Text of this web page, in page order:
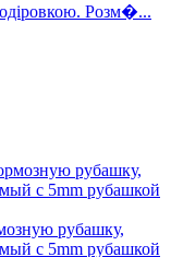
Розм�...
рубашку,
с 5mm рубашкой